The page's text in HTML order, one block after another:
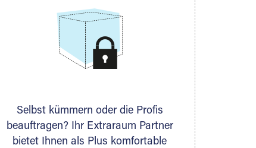
exakt
möglich.
Selbst kümmern oder die Profis
beauftragen? Ihr Extraraum Partner
bietet Ihnen als Plus komfortable